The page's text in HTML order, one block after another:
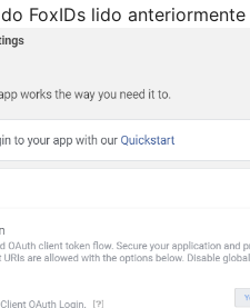
do FoxIDs lido